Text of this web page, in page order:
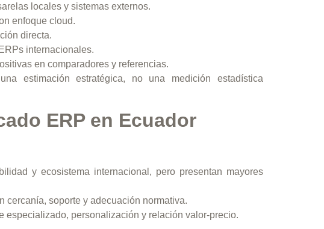
locales y sistemas externos.
enfoque cloud.
directa.
internacionales.
en comparadores y referencias.
estimación estratégica, no una medición estadística
ERP en Ecuador
y ecosistema internacional, pero presentan mayores
cercanía, soporte y adecuación normativa.
especializado, personalización y relación valor-precio.